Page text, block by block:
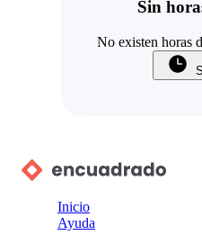
Sin
No existen horas
Inicio
Ayuda